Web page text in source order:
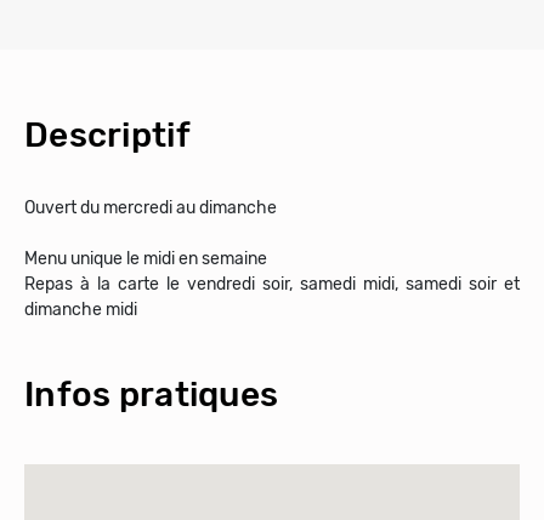
Descriptif
Ouvert du mercredi au dimanche
Menu unique le midi en semaine
Repas à la carte le vendredi soir, samedi midi, samedi soir et
dimanche midi
Infos pratiques